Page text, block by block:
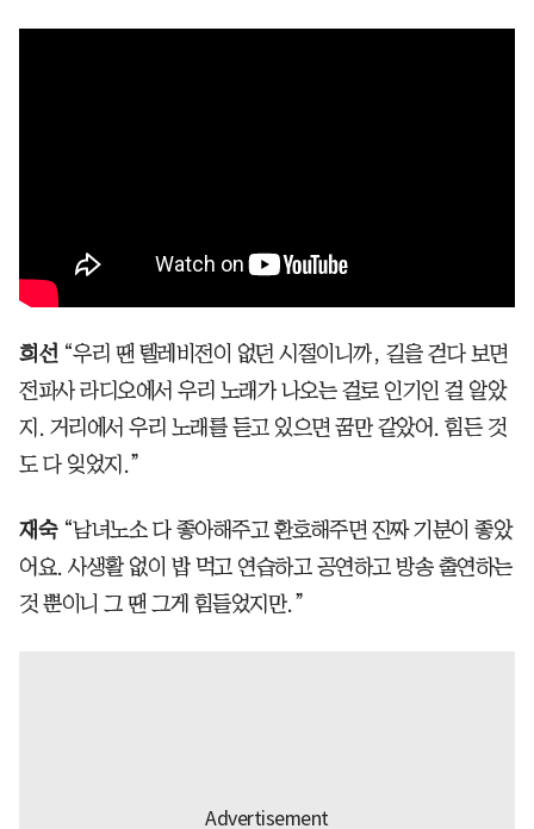
희선“우리 땐 텔레비전이 없던 시절이니까, 길을 걷다 보면
전파사 라디오에서 우리 노래가 나오는 걸로 인기인 걸 알았
지. 거리에서 우리 노래를 듣고 있으면 꿈만 같았어. 힘든 것
도 다 잊었지.”
재숙“남녀노소 다 좋아해주고 환호해주면 진짜 기분이 좋았
어요. 사생활 없이 밥 먹고 연습하고 공연하고 방송 출연하는
것 뿐이니 그 땐 그게 힘들었지만.”